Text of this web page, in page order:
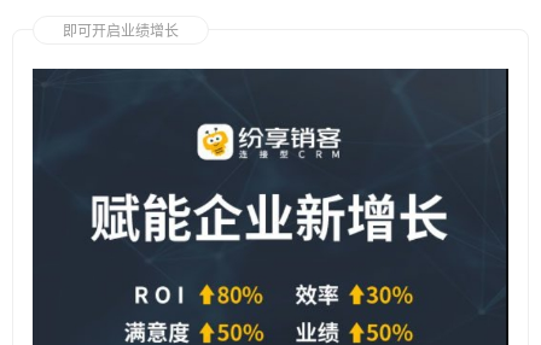
即可开启业绩增长